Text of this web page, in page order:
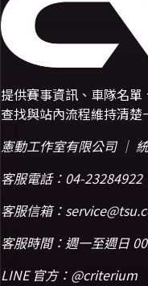
提供賽事資訊、車隊名
查找與站內流程維持清楚
憲動工作室有限公司 ｜
客服電話： 04-23284922
客服信箱：
客服時間：週一至週日
LINE 官方： @criterium